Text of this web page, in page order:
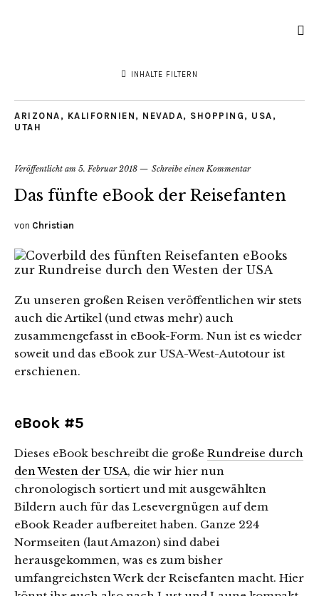
INHALTE FILTERN
ARIZONA , KALIFORNIEN , NEVADA, SHOPPING , USA ,
UTAH
Veröffentlicht am 5. Februar 2018 Schreibe einen Kommentar
Das fünfte eBook der Reisefanten
von Christian
Zu unseren großen Reisen veröffentlichen wir stets
auch die Artikel (und etwas mehr) auch
zusammengefasst in eBook-Form. Nun ist es wieder
soweit und das eBook zur USA-West-Autotour ist
erschienen.
eBook #5
Dieses eBook beschreibt die große Rundreise durch
den Westen der USA, die wir hier nun
chronologisch sortiert und mit ausgewählten
Bildern auch für das Lesevergnügen auf dem
eBook Reader aufbereitet haben. Ganze 224
Normseiten (laut Amazon) sind dabei
herausgekommen, was es zum bisher
umfangreichsten Werk der Reisefanten macht. Hier